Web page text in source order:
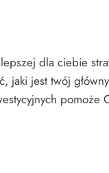
dla ciebie
jest twój
pomoże